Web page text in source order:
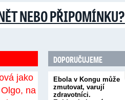
NEBO PŘIPOMÍNKU?
DOPORUČUJEME
Ebola v Kongu může
zmutovat, varují
zdravotníci.